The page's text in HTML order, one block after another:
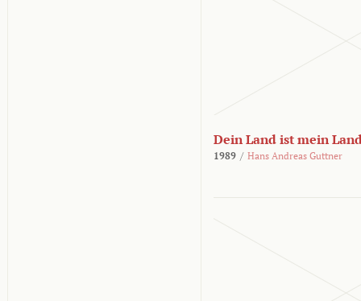
Dein Land ist mein
1989 / Hans Andreas Guttner